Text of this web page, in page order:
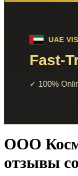
ООО
отзывы